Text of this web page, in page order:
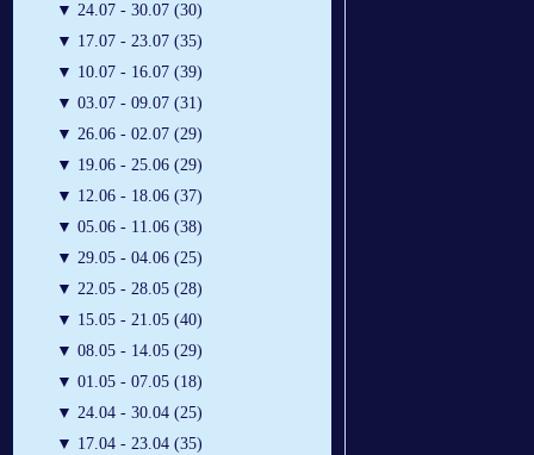
▼ 24.07 - 30.07 (30)
▼ 17.07 - 23.07 (35)
▼ 10.07 - 16.07 (39)
▼ 03.07 - 09.07 (31)
▼ 26.06 - 02.07 (29)
▼ 19.06 - 25.06 (29)
▼ 12.06 - 18.06 (37)
▼ 05.06 - 11.06 (38)
▼ 29.05 - 04.06 (25)
▼ 22.05 - 28.05 (28)
▼ 15.05 - 21.05 (40)
▼ 08.05 - 14.05 (29)
▼ 01.05 - 07.05 (18)
▼ 24.04 - 30.04 (25)
▼ 17.04 - 23.04 (35)